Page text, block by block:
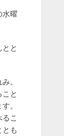
水曜
と
。
と
。
こ
とも